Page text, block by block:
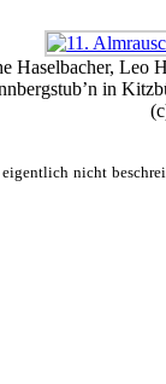
Haselbacher, Leo
in
nicht